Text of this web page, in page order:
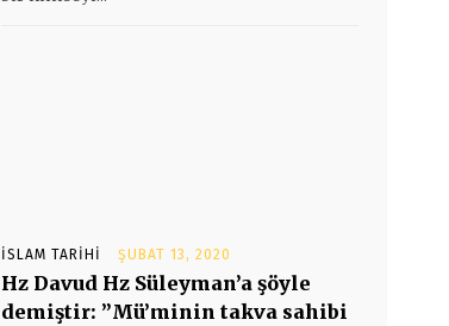
İSLAM TARIHI ŞUBAT 13, 2020
Hz Davud Hz Süleyman’a şöyle
demiştir: ”Mü’minin takva sahibi